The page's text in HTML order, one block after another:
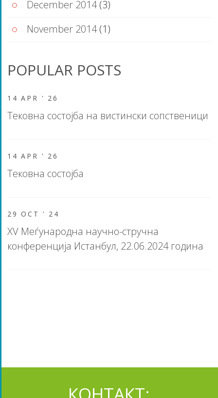
December 2014(3)
November 2014(1)
POPULAR POSTS
14 APR ' 26
Тековна состојба на вистински сопственици
14 APR ' 26
Тековна состојба
29 OCT ' 24
XV Меѓународна научно-стручна
конференција Истанбул, 22.06.2024 година